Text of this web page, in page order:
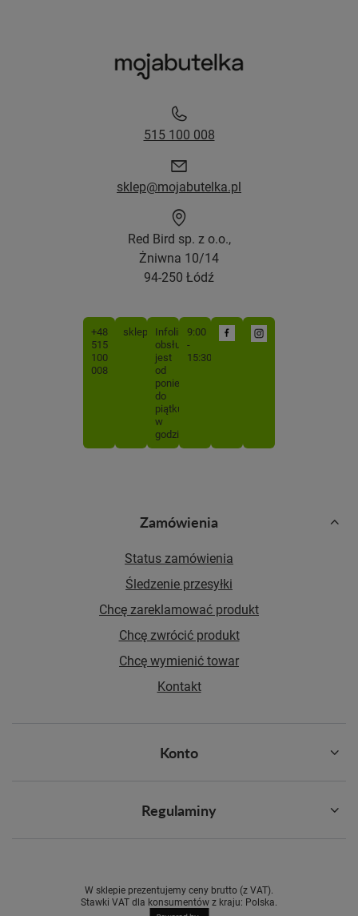
Zamówienia
Status zamówienia
Śledzenie przesyłki
Chcę zareklamować produkt
Chcę zwrócić produkt
Chcę wymienić towar
Kontakt
Konto
Regulaminy
515 100 008
sklep@mojabutelka.pl
Red Bird sp. z o.o.,
Żniwna 10/14
94-250 Łódź
+48
515
100
008
sklep@mojabutelka.pl
Infolinia
obsługiwana
jest
od
poniedziałku
do
piątku
w
godzinach
9:00
-
15:30
W sklepie prezentujemy ceny brutto (z VAT).
Stawki VAT dla konsumentów z kraju: Polska.